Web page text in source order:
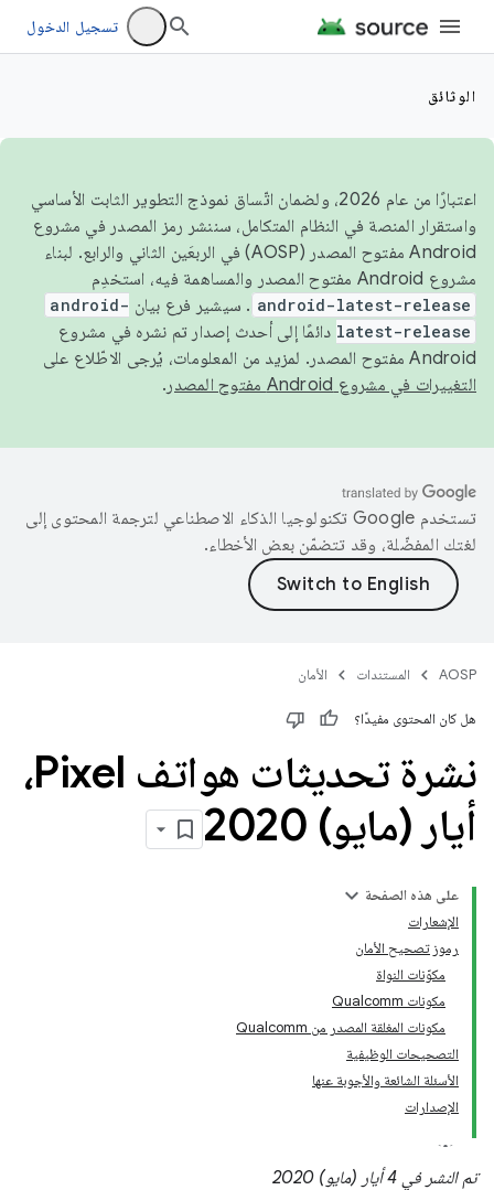
تسجيل الدخول
الوثائق
اعتبارًا من عام 2026، ولضمان اتّساق نموذج التطوير الثابت الأساسي
واستقرار المنصة في النظام المتكامل، سننشر رمز المصدر في مشروع
Android مفتوح المصدر (AOSP) في الربعَين الثاني والرابع. لبناء
مشروع Android مفتوح المصدر والمساهمة فيه، استخدِم
android-latest-release . سيشير فرع بيان android-
latest-release دائمًا إلى أحدث إصدار تم نشره في مشروع
Android مفتوح المصدر. لمزيد من المعلومات، يُرجى الاطّلاع على
التغييرات في مشروع Android مفتوح المصدر
.
تستخدم Google تكنولوجيا الذكاء الاصطناعي لترجمة المحتوى إلى
لغتك المفضّلة، وقد تتضمّن بعض الأخطاء.
AOSP المستندات الأمان
هل كان المحتوى مفيدًا؟
نشرة تحديثات هواتف Pixel،
أيار (مايو) 2020
على هذه الصفحة
الإشعارات
رموز تصحيح الأمان
مكوّنات النواة
مكونات Qualcomm
مكونات المغلقة المصدر من Qualcomm
التصحيحات الوظيفية
الأسئلة الشائعة والأجوبة عنها
الإصدارات
تم النشر في 4 أيار (مايو) 2020